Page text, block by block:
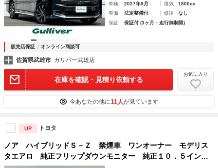
車検
2027年9月 排気
1800cc
整備
法定整備付 修復
なし
保証
保証付 (3ヶ月・走行無制限)
販売店保証 オンライン商談可
佐賀県武雄市 ガリバー武雄店
在庫を確認・見積り依頼する
お気に入り
今あなたの他に11人が見ています
UP トヨタ
ノア ハイブリッドＳ－Ｚ 禁煙車 ワンオーナー モデリス
タエアロ 純正フリップダウンモニター 純正１０．５インチ